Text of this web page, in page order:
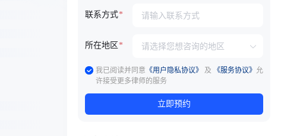
联系方式
所在地区
我已阅读并同意 《用户隐私协议》 及 《服务协议》 允
许接受更多律师的服务
立即预约